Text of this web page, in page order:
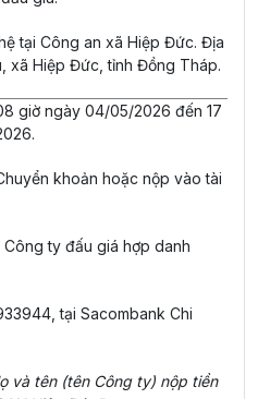
tại Công an xã Hiệp Đức. Địa
xã Hiệp Đức, tỉnh Đồng Tháp.
giờ ngày 04/05/2026 đến 17
khoản hoặc nộp vào tài
Công ty đấu giá hợp danh
tại Sacombank Chi
và tên (tên Công ty) nộp tiền